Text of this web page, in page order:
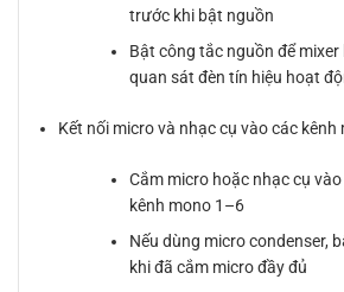
trước khi bật nguồn
Bật công tắc nguồn để mixer
quan sát đèn tín hiệu hoạt
Kết nối micro và nhạc cụ vào các kênh
Cắm micro hoặc nhạc cụ
kênh mono 1–6
Nếu dùng micro condenser,
khi đã cắm micro đầy đủ